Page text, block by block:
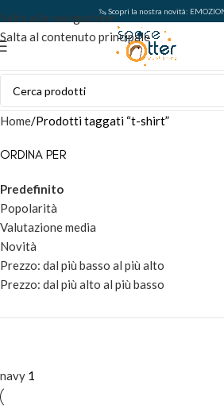
Salta alla navigazione
Salta al contenuto principale
🦦 Scopri la nostra novità:
Home Prodotti taggati “t-shirt”
ORDINA PER
Predefinito
Popolarità
Valutazione media
Novità
Prezzo: dal più basso al più alto
Prezzo: dal più alto al più basso
navy 1